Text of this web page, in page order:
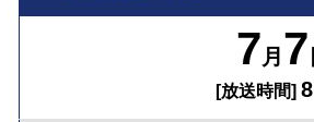
7 月 7
[放送時間]